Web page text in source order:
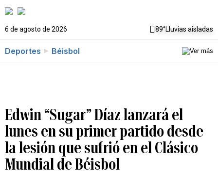
6 de agosto de 2026 89°Lluvias aisladas
Deportes Béisbol
Edwin “Sugar” Díaz lanzará el
lunes en su primer partido desde
la lesión que sufrió en el Clásico
Mundial de Béisbol